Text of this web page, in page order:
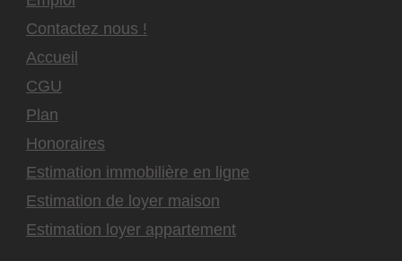
Contactez nous !
Accueil
CGU
Plan
Honoraires
Estimation immobilière en ligne
Estimation de loyer maison
Estimation loyer appartement